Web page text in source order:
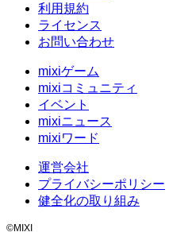
利用規約
ライセンス
お問い合わせ
mixiゲーム
mixiコミュニティ
イベント
mixiニュース
mixiワード
運営会社
プライバシーポリシー
健全化の取り組み
©MIXI